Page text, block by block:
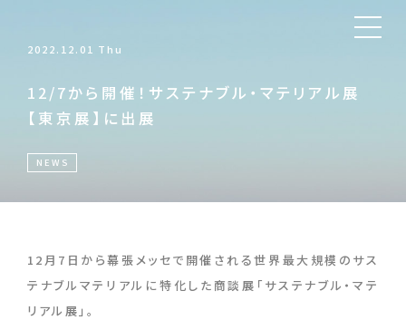
2022.12.01 Thu
12/7から開催！サステナブル・マテリアル展
【東京展】に出展
NEWS
12月7日から幕張メッセで開催される世界最大規模のサス
テナブルマテリアルに特化した商談展「サステナブル・マテ
リアル展」。